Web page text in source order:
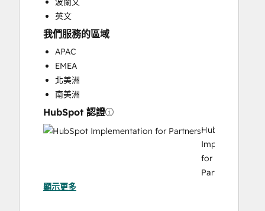
英文
我們服務的區域
APAC
EMEA
北美洲
南美洲
HubSpot 認證
HubSpot
Implementation
for
Partners
HubSpot Solutions Partner
顯示更多